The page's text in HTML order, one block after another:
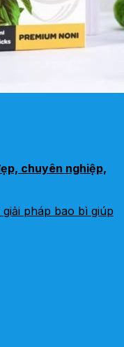
chuyên nghiệp,
pháp bao bì giúp